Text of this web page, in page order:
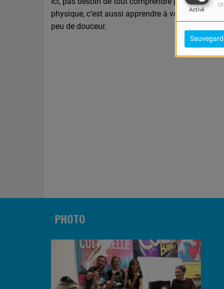
Activé
physique, c’est aussi apprendre à voir le
peu de douceur.
PHOTO